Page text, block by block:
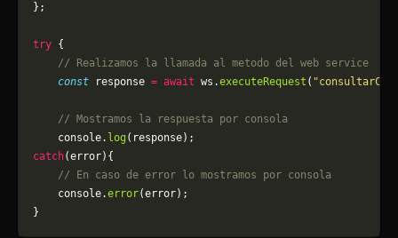
};
try {
    // Realizamos la llamada al metodo del web service
    const
response = await ws.executeRequest (
    // Mostramos la respuesta por consola
    console.
log (response);
catch(error){
    // En caso de error lo mostramos por consola
	console.
error(error);
}